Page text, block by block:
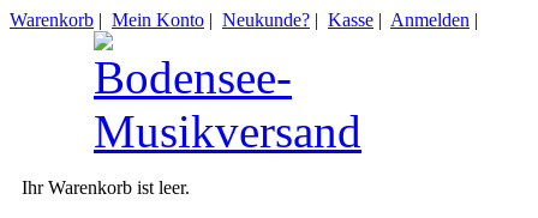
Warenkorb | Mein Konto | Neukunde? | Kasse | Anmelden |
Ihr Warenkorb ist leer.